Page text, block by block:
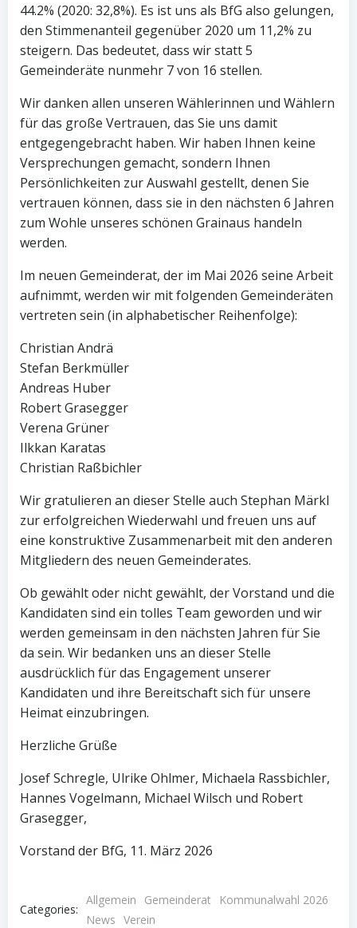
44.2% (2020: 32,8%). Es ist uns als BfG also gelungen,
den Stimmenanteil gegenüber 2020 um 11,2% zu
steigern. Das bedeutet, dass wir statt 5
Gemeinderäte nunmehr 7 von 16 stellen.
Wir danken allen unseren Wählerinnen und Wählern
für das große Vertrauen, das Sie uns damit
entgegengebracht haben. Wir haben Ihnen keine
Versprechungen gemacht, sondern Ihnen
Persönlichkeiten zur Auswahl gestellt, denen Sie
vertrauen können, dass sie in den nächsten 6 Jahren
zum Wohle unseres schönen Grainaus handeln
werden.
Im neuen Gemeinderat, der im Mai 2026 seine Arbeit
aufnimmt, werden wir mit folgenden Gemeinderäten
vertreten sein (in alphabetischer Reihenfolge):
Christian Andrä
Stefan Berkmüller
Andreas Huber
Robert Grasegger
Verena Grüner
Ilkkan Karatas
Christian Raßbichler
Wir gratulieren an dieser Stelle auch Stephan Märkl
zur erfolgreichen Wiederwahl und freuen uns auf
eine konstruktive Zusammenarbeit mit den anderen
Mitgliedern des neuen Gemeinderates.
Ob gewählt oder nicht gewählt, der Vorstand und die
Kandidaten sind ein tolles Team geworden und wir
werden gemeinsam in den nächsten Jahren für Sie
da sein. Wir bedanken uns an dieser Stelle
ausdrücklich für das Engagement unserer
Kandidaten und ihre Bereitschaft sich für unsere
Heimat einzubringen.
Herzliche Grüße
Josef Schregle, Ulrike Ohlmer, Michaela Rassbichler,
Hannes Vogelmann, Michael Wilsch und Robert
Grasegger,
Vorstand der BfG, 11. März 2026
Categories:
Allgemein Gemeinderat
Kommunalwahl 2026
News Verein